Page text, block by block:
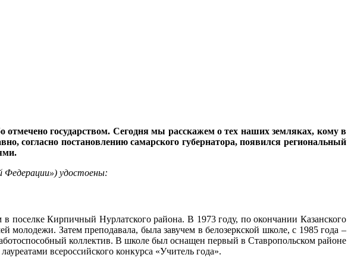
отмечено государством. Сегодня мы расскажем о тех наших земляках, кому в
согласно постановлению самарского губернатора, появился региональный
Федерации») удостоены:
поселке Кирпичный Нурлатского района. В 1973 году, по окончании Казанского
молодежи. Затем преподавала, была завучем в белозеркской школе, с 1985 года –
коллектив. В школе был оснащен первый в Ставропольском районе
всероссийского конкурса «Учитель года».